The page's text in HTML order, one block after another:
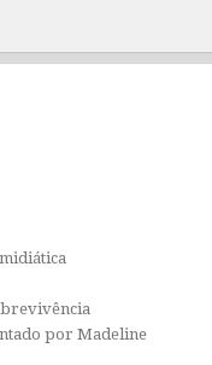
por Madeline